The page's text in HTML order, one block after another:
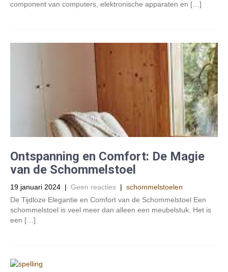
component van computers, elektronische apparaten en […]
Ontspanning en Comfort: De Magie
van de Schommelstoel
19 januari 2024 | Geen reacties | schommelstoelen
De Tijdloze Elegantie en Comfort van de Schommelstoel Een
schommelstoel is veel meer dan alleen een meubelstuk. Het is
een […]